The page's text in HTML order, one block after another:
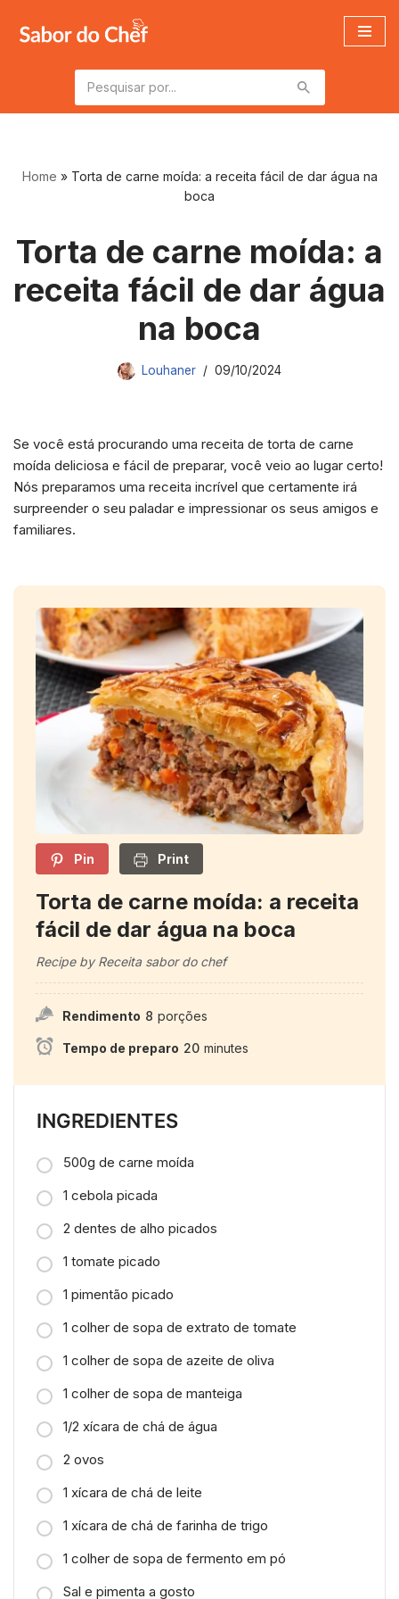
Pular
conteúdo
Home » Torta de carne moída: a receita fácil de dar água na
boca
Torta de carne moída: a
receita fácil de dar água
na boca
Louhaner 09/10/2024
Se você está procurando uma receita de torta de carne
moída deliciosa e fácil de preparar, você veio ao lugar certo!
Nós preparamos uma receita incrível que certamente irá
surpreender o seu paladar e impressionar os seus amigos e
familiares.
Pin Print
Torta de carne moída: a receita
fácil de dar água na boca
Recipe by Receita sabor do chef
Rendimento 8 porções
Tempo de preparo 20 minutes
INGREDIENTES
500g de carne moída
1 cebola picada
2 dentes de alho picados
1 tomate picado
1 pimentão picado
1 colher de sopa de extrato de tomate
1 colher de sopa de azeite de oliva
1 colher de sopa de manteiga
1/2 xícara de chá de água
2 ovos
1 xícara de chá de leite
1 xícara de chá de farinha de trigo
1 colher de sopa de fermento em pó
Sal e pimenta a gosto